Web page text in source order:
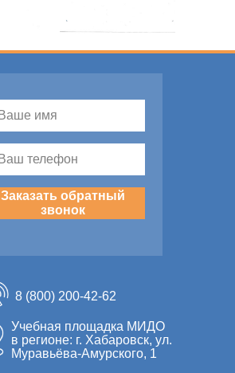
8 (800) 200-42-62
Учебная площадка МИДО
в регионе: г. Хабаровск, ул.
Муравьёва-Амурского, 1
Заказать обратный
звонок